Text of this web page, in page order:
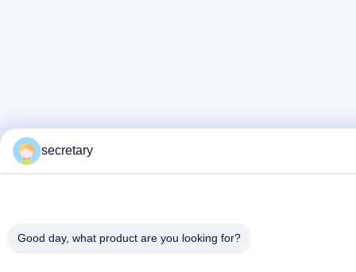
secretary
Good day, what product are you looking for?